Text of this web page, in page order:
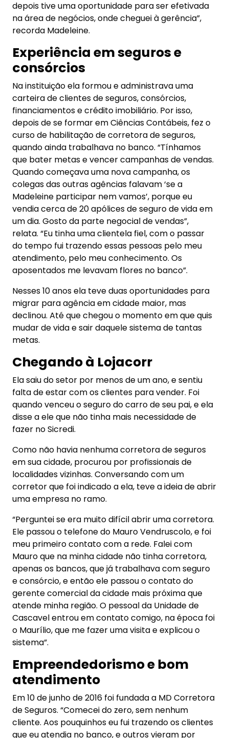
depois tive uma oportunidade para ser efetivada
na área de negócios, onde cheguei à gerência”,
recorda Madeleine.
Experiência em seguros e
consórcios
Na instituição ela formou e administrava uma
carteira de clientes de seguros, consórcios,
financiamentos e crédito imobiliário. Por isso,
depois de se formar em Ciências Contábeis, fez o
curso de habilitação de corretora de seguros,
quando ainda trabalhava no banco. “Tínhamos
que bater metas e vencer campanhas de vendas.
Quando começava uma nova campanha, os
colegas das outras agências falavam ‘se a
Madeleine participar nem vamos’, porque eu
vendia cerca de 20 apólices de seguro de vida em
um dia. Gosto da parte negocial de vendas”,
relata. “Eu tinha uma clientela fiel, com o passar
do tempo fui trazendo essas pessoas pelo meu
atendimento, pelo meu conhecimento. Os
aposentados me levavam flores no banco”.
Nesses 10 anos ela teve duas oportunidades para
migrar para agência em cidade maior, mas
declinou. Até que chegou o momento em que quis
mudar de vida e sair daquele sistema de tantas
metas.
Chegando à Lojacorr
Ela saiu do setor por menos de um ano, e sentiu
falta de estar com os clientes para vender. Foi
quando venceu o seguro do carro de seu pai, e ela
disse a ele que não tinha mais necessidade de
fazer no Sicredi.
Como não havia nenhuma corretora de seguros
em sua cidade, procurou por profissionais de
localidades vizinhas. Conversando com um
corretor que foi indicado a ela, teve a ideia de abrir
uma empresa no ramo.
“Perguntei se era muito difícil abrir uma corretora.
Ele passou o telefone do Mauro Vendruscolo, e foi
meu primeiro contato com a rede. Falei com
Mauro que na minha cidade não tinha corretora,
apenas os bancos, que já trabalhava com seguro
e consórcio, e então ele passou o contato do
gerente comercial da cidade mais próxima que
atende minha região. O pessoal da Unidade de
Cascavel entrou em contato comigo, na época foi
o Maurílio, que me fazer uma visita e explicou o
sistema”.
Empreendedorismo e bom
atendimento
Em 10 de junho de 2016 foi fundada a MD Corretora
de Seguros. “Comecei do zero, sem nenhum
cliente. Aos pouquinhos eu fui trazendo os clientes
que eu atendia no banco, e outros vieram por